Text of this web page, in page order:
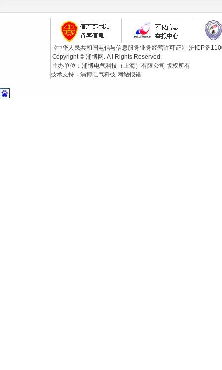
《中华人民共和国电信与信息服务业务经营许可证》 沪ICP备
Copyright © 浦博网. All Rights Reserved.
主办单位：浦博电气科技（上海）有限公司 版权所有
技术支持： 浦博电气科技 网站报错